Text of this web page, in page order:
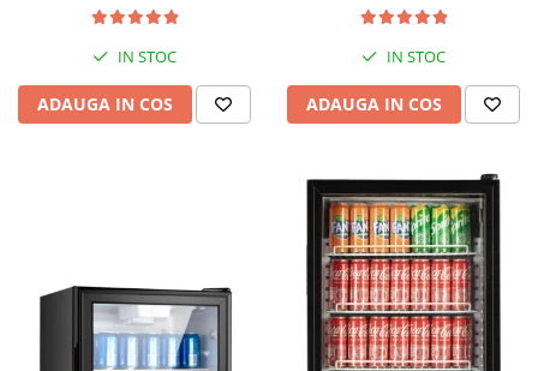
IN STOC
ADAUGA IN COS
IN STOC
ADAUGA IN COS